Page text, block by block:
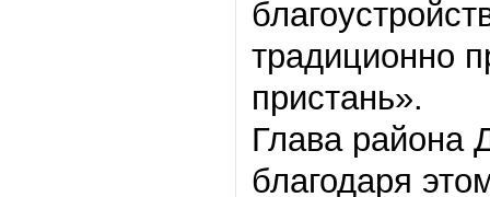
традиционно
пристань».
Глава района
благодаря